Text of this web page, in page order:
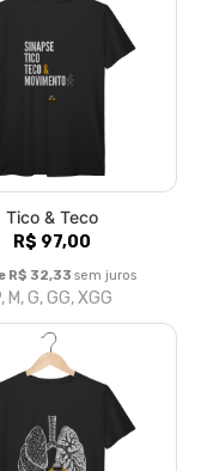
Tico & Teco
R$ 97,00
R$ 32,33 sem juros
M, G, GG, XGG